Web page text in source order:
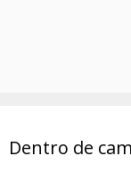
Dentro de